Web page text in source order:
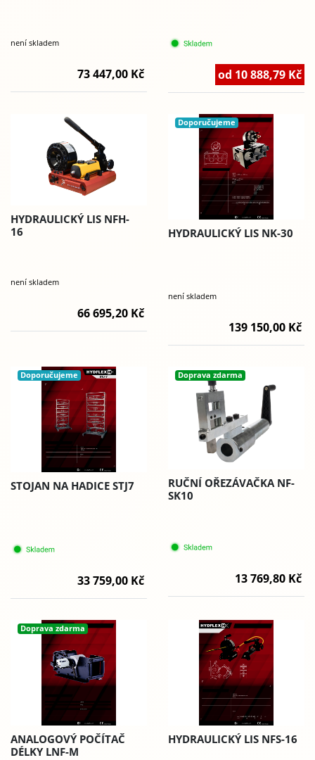
není skladem
73 447,00 Kč od 10 888,79 Kč
HYDRAULICKÝ LIS NFH-
16
není skladem
66 695,20 Kč
Doporučujeme
HYDRAULICKÝ LIS NK-30
není skladem
139 150,00 Kč
Doporučujeme
STOJAN NA HADICE STJ7
33 759,00 Kč
Doprava zdarma
RUČNÍ OŘEZÁVAČKA NF-
SK10
13 769,80 Kč
Doprava zdarma
ANALOGOVÝ POČÍTAČ
DÉLKY LNF-M
HYDRAULICKÝ LIS NFS-16